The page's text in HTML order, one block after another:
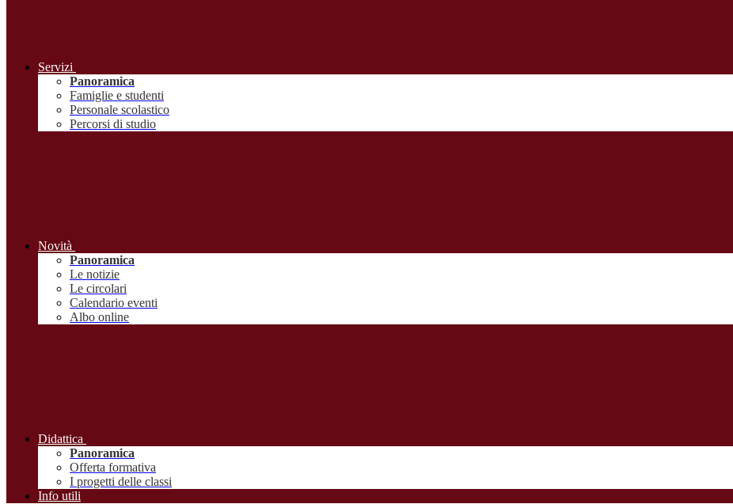
Servizi
Panoramica
Famiglie e studenti
Personale scolastico
Percorsi di studio
Novità
Panoramica
Le notizie
Le circolari
Calendario eventi
Albo online
Didattica
Panoramica
Offerta formativa
I progetti delle classi
Info utili